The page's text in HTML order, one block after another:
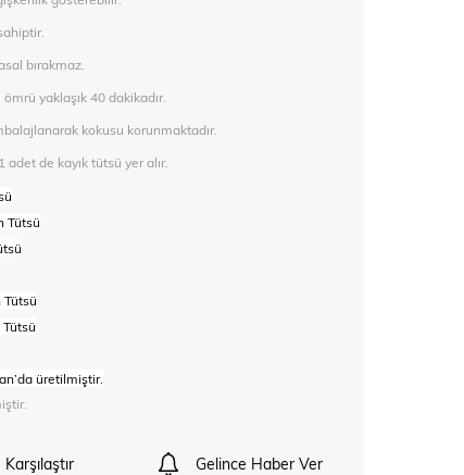
bırakmaz.
yaklaşık 40 dakikadır.
kokusu korunmaktadır.
de kayık tütsü yer alır.
Tütsü
Tütsü
üretilmiştir.
Karşılaştır Gelince Haber Ver